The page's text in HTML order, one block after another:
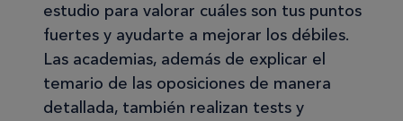
estudio para valorar cuáles son tus puntos
fuertes y ayudarte a mejorar los débiles.
Las academias, además de explicar el
temario de las oposiciones de manera
detallada, también realizan tests y